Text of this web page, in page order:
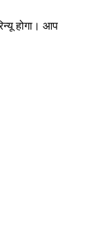
होगा। आप